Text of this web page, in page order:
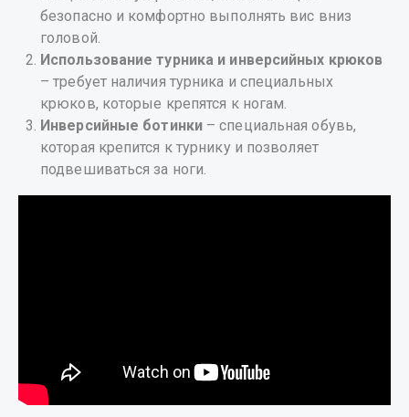
безопасно и комфортно выполнять вис вниз
головой.
Использование турника и инверсийных крюков
– требует наличия турника и специальных
крюков, которые крепятся к ногам.
Инверсийные ботинки– специальная обувь,
которая крепится к турнику и позволяет
подвешиваться за ноги.